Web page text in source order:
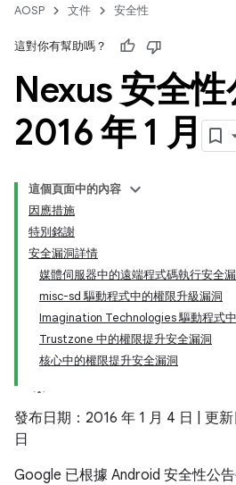
AOSP 文件 安全性
這對你有幫助嗎？
Nexus 安全
2016 年 1 月
這個頁面中的內容
因應措施
特別銘謝
安全漏洞詳情
媒體伺服器中的遠端程式碼執行安全
misc-sd 驅動程式中的權限升級漏洞
Imagination Technologies 驅動程式
Trustzone 中的權限提升安全漏洞
核心中的權限提升安全漏洞
發布日期：2016 年 1 月 4 日 | 更
日
Google 已根據 Android 安全性公